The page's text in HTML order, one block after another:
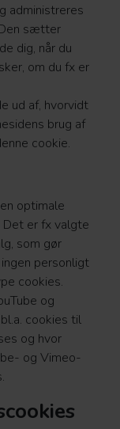
administreres
sætter
dig, når du
om du fx er
ud af, hvorvidt
brug af
cookie.
optimale
Det er fx valgte
som gør
personligt
cookies.
og
cookies til
og hvor
og Vimeo-